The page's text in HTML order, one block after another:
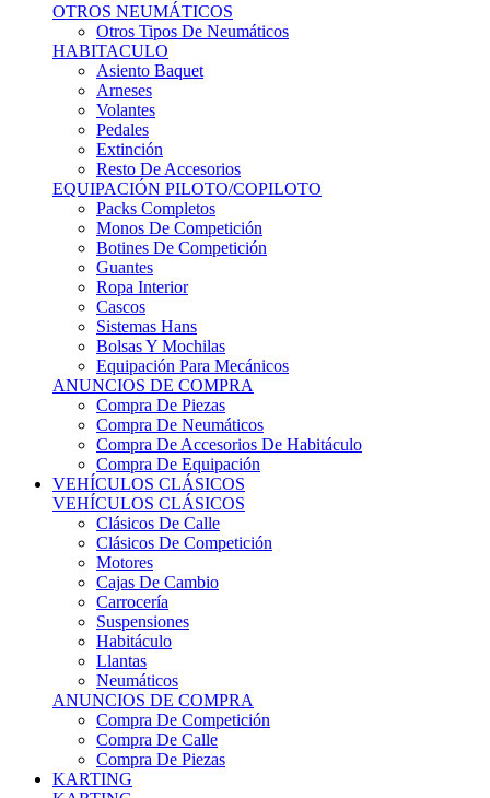
Cascos
Sistemas Hans
Bolsas Y Mochilas
Equipación Para Mecánicos
ANUNCIOS DE COMPRA
Compra De Piezas
Compra De Neumáticos
Compra De Accesorios De Habitáculo
Compra De Equipación
VEHÍCULOS CLÁSICOS
VEHÍCULOS CLÁSICOS
Clásicos De Calle
Clásicos De Competición
Motores
Cajas De Cambio
Carrocería
Suspensiones
Habitáculo
Llantas
Neumáticos
ANUNCIOS DE COMPRA
Compra De Competición
Compra De Calle
Compra De Piezas
KARTING
KARTING
Karts Completos Alevín
Karts Completos Cadete
Karts Completos Junior
Karts Completos Senior
Superkart
Karts Completos Hobbye
Remolques
PIEZAS Y EQUIPACIONES
Mecanica
Chasis Y Repuestos
Frenos
Llantas
Neumáticos
Equipación Adultos
Equipación Niños